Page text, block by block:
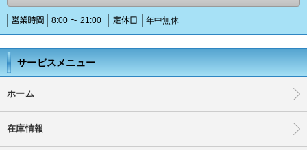
8:00 〜 21:00 年中無休
サービスメニュー
ホーム
在庫情報